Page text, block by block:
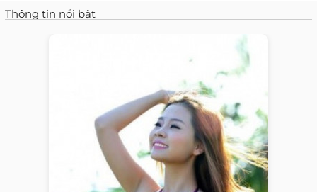
Thông tin nổi bật